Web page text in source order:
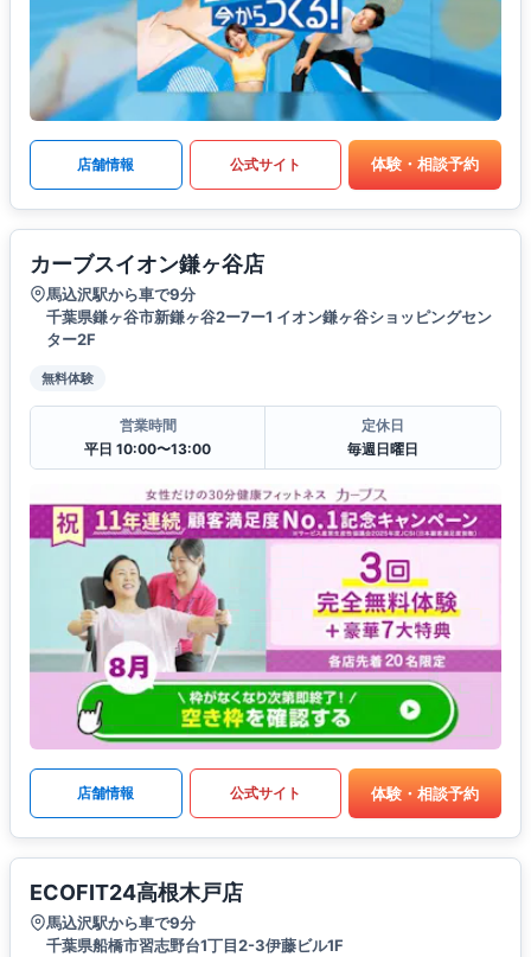
店舗情報 公式サイト 体験・相談予約
カーブスイオン鎌ヶ谷店
馬込沢駅から車で9分
千葉県鎌ヶ谷市新鎌ヶ谷2ー7ー1 イオン鎌ヶ谷ショッピングセン
ター2F
無料体験
営業時間
平日 10:00〜13:00
定休日
毎週日曜日
店舗情報 公式サイト 体験・相談予約
ECOFIT24高根木戸店
馬込沢駅から車で9分
千葉県船橋市習志野台1丁目2-3伊藤ビル1F